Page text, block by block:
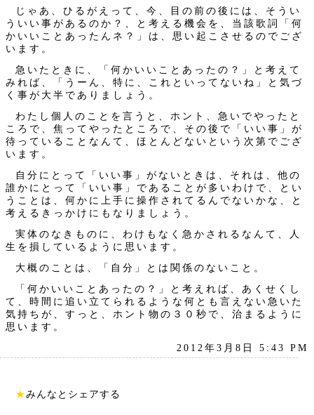
じゃあ、ひるがえって、今、目の前の後には、そうい
ういい事があるのか？、と考える機会を、当該歌詞「何
かいいことあったんネ？」は、思い起こさせるのでござ
います。
急いたときに、「何かいいことあったの？」と考えて
みれば、「うーん、特に、これといってないね」と気づ
く事が大半でありましょう。
わたし個人のことを言うと、ホント、急いでやったと
ころで、焦ってやったところで、その後で「いい事」が
待っていることなんて、ほとんどないという次第でござ
います。
自分にとって「いい事」がないときは、それは、他の
誰かにとって「いい事」であることが多いわけで、とい
うことは、何かに上手に操作されてるんでないかな、と
考えるきっかけにもなりましょう。
実体のなきものに、わけもなく急かされるなんて、人
生を損しているように思います。
大概のことは、「自分」とは関係のないこと。
「何かいいことあったの？」と考えれば、あくせくし
て、時間に追い立てられるような何とも言えない急いた
気持ちが、すっと、ホント物の３０秒で、治まるように
思います。
2012年3月8日 5:43 PM
★みんなとシェアする